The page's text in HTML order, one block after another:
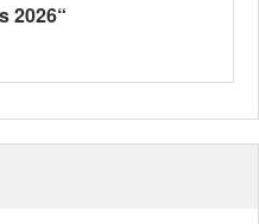
2026“